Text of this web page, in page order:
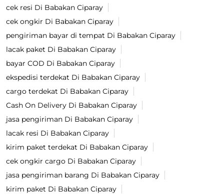
cek resi Di Babakan Ciparay
cek ongkir Di Babakan Ciparay
pengiriman bayar di tempat Di Babakan Ciparay
lacak paket Di Babakan Ciparay
bayar COD Di Babakan Ciparay
ekspedisi terdekat Di Babakan Ciparay
cargo terdekat Di Babakan Ciparay
Cash On Delivery Di Babakan Ciparay
jasa pengiriman Di Babakan Ciparay
lacak resi Di Babakan Ciparay
kirim paket terdekat Di Babakan Ciparay
cek ongkir cargo Di Babakan Ciparay
jasa pengiriman barang Di Babakan Ciparay
kirim paket Di Babakan Ciparay